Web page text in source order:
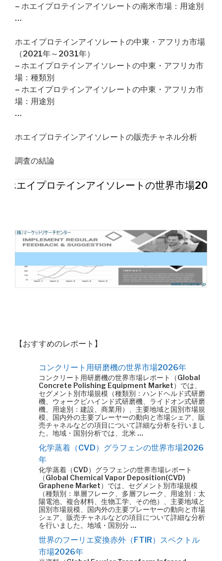
– ホエイプロテインアイソレートの南米市場：用途別
…
ホエイプロテインアイソレートの中東・アフリカ市場
（2021年～2031年）
– ホエイプロテインアイソレートの中東・アフリカ市
場：種類別
– ホエイプロテインアイソレートの中東・アフリカ市
場：用途別
…
ホエイプロテインアイソレートの販売チャネル分析
調査の結論
ホエイプロテインアイソレートの世界市場
【おすすめのレポート】
コンクリート用研磨機の世界市場2026年
コンクリート用研磨機の世界市場レポート（Global
Concrete Polishing Equipment Market）では、
セグメント別市場規模（種類別：ハンドヘルド式研磨
機、ウォークビハインド式研磨機、ライドオン式研磨
機、用途別：建設、商業用）、主要地域と国別市場規
模、国内外の主要プレーヤーの動向と市場シェア、販
売チャネルなどの項目について詳細な分析を行いまし
た。地域・国別分析では、北米 …
化学蒸着（CVD）グラフェンの世界市場2026
年
化学蒸着（CVD）グラフェンの世界市場レポート
（Global Chemical Vapor Deposition(CVD)
Graphene Market）では、セグメント別市場規模
（種類別：単層フレーク、多層フレーク、用途別：太
陽電池、複合材料、生物工学、その他）、主要地域と
国別市場規模、国内外の主要プレーヤーの動向と市場
シェア、販売チャネルなどの項目について詳細な分析
を行いました。地域・国別分 …
世界のフーリエ変換赤外（FTIR）スペクトル
市場2026年